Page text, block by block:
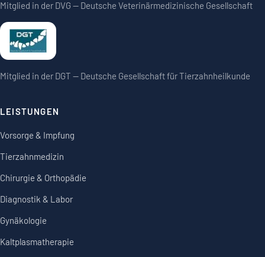
Mitglied in der DVG — Deutsche Veterinärmedizinische Gesellschaft
Mitglied in der DGT — Deutsche Gesellschaft für Tierzahnheilkunde
LEISTUNGEN
Vorsorge & Impfung
Tierzahnmedizin
Chirurgie & Orthopädie
Diagnostik & Labor
Gynäkologie
Kaltplasmatherapie